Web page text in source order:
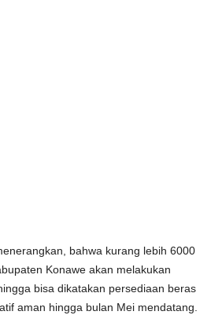
bahwa kurang lebih 6000
Konawe akan melakukan
bisa dikatakan persediaan beras
aman hingga bulan Mei mendatang.